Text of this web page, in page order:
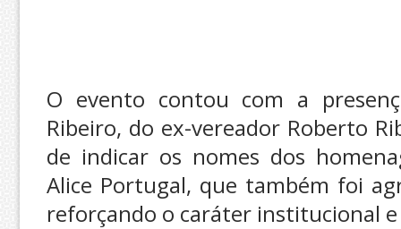
O evento contou com a
Ribeiro, do ex-vereador Roberto
de indicar os nomes dos
Alice Portugal, que também foi
reforçando o caráter institucional